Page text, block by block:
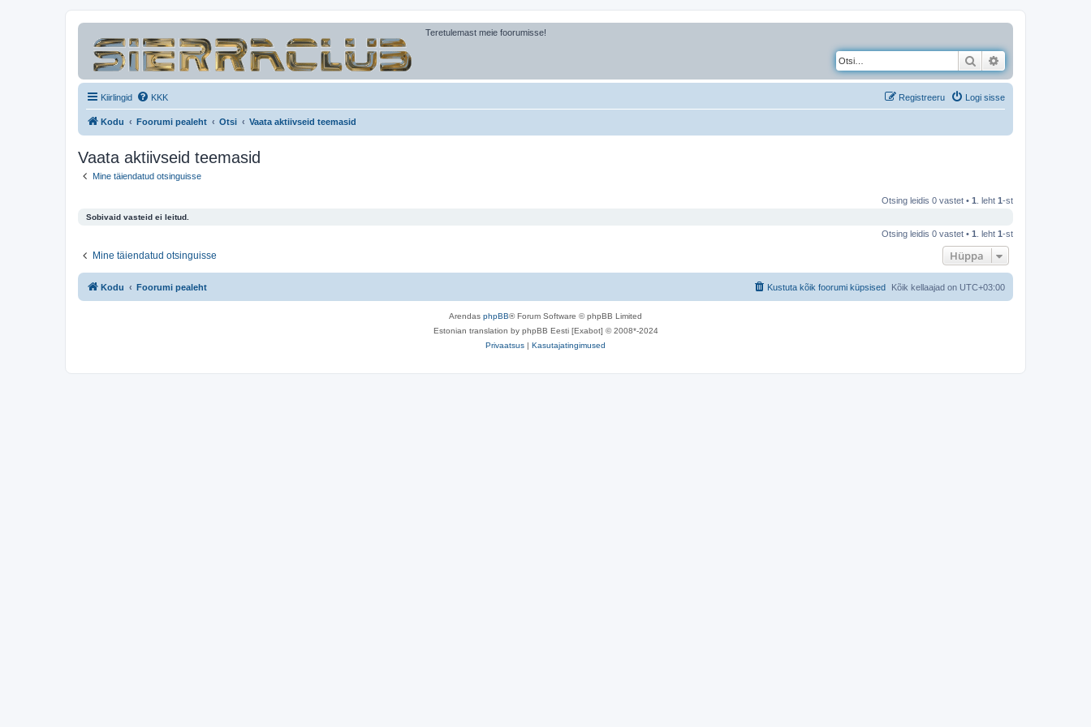
Teretulemast meie foorumisse!
Otsi
Kiirlingid KKK Logi sisse
Registreeru
Kodu Foorumi pealeht Otsi Vaata aktiivseid teemasid
Vaata aktiivseid teemasid
Mine täiendatud otsinguisse
Otsing leidis 0 vastet • 1 . leht 1-st
Sobivaid vasteid ei leitud.
Otsing leidis 0 vastet • 1 . leht 1-st
Mine täiendatud otsinguisse Hüppa
Kodu Foorumi pealeht Kõik kellaajad on UTC+03:00
Kustuta kõik foorumi küpsised
Arendas phpBB® Forum Software © phpBB Limited
Estonian translation by phpBB Eesti [Exabot] © 2008*-2024
Privaatsus | Kasutajatingimused